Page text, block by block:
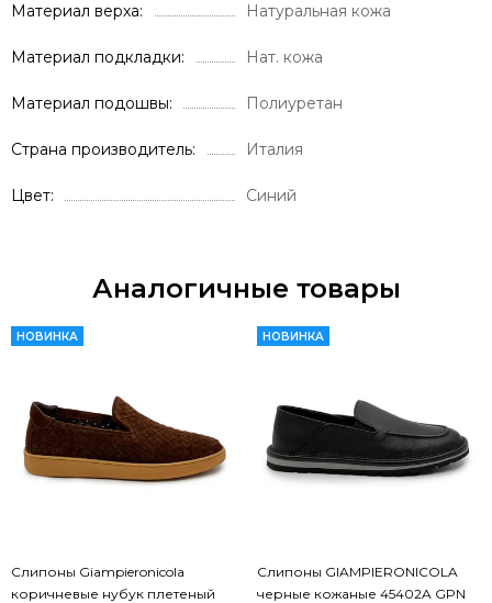
Материал верха Натуральная кожа
Материал подкладки Нат. кожа
Материал подошвы Полиуретан
Страна производитель Италия
Цвет Синий
Аналогичные товары
НОВИНКА
Слипоны Giampieronicola
коричневые нубук плетеный
НОВИНКА
Слипоны GIAMPIERONICOLA
черные кожаные 45402A GPN